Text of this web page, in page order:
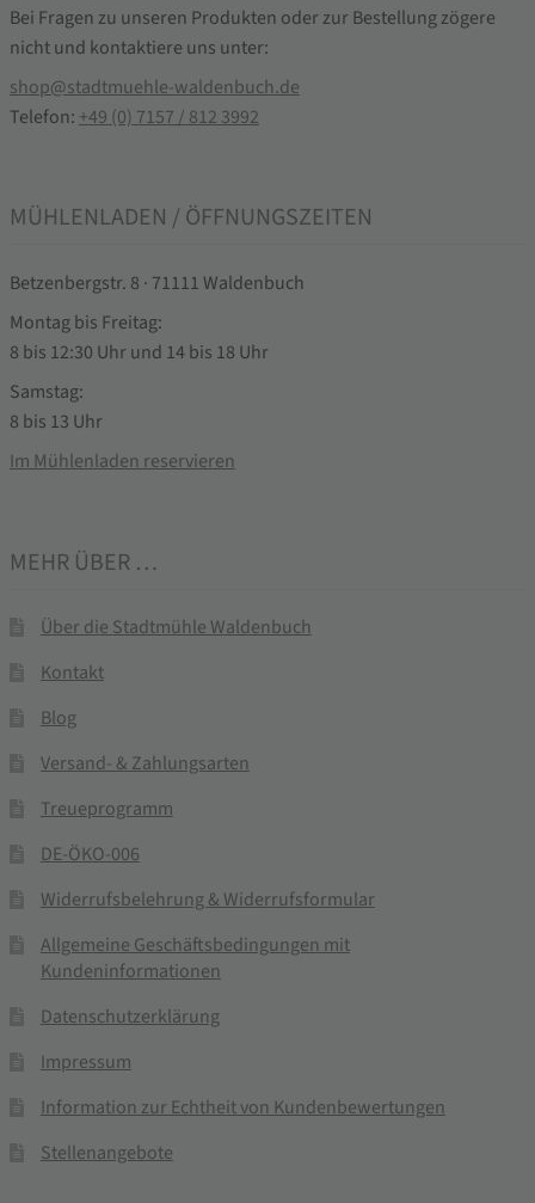
Bei Fragen zu unseren Produkten oder zur Bestellung zögere
nicht und kontaktiere uns unter:
shop@stadtmuehle-waldenbuch.de
Telefon: +49 (0) 7157 / 812 3992
MÜHLENLADEN / ÖFFNUNGSZEITEN
Betzenbergstr. 8 · 71111 Waldenbuch
Montag bis Freitag:
8 bis 12:30 Uhr und 14 bis 18 Uhr
Samstag:
8 bis 13 Uhr
Im Mühlenladen reservieren
MEHR ÜBER …
Über die Stadtmühle Waldenbuch
Kontakt
Blog
Versand- & Zahlungsarten
Treueprogramm
DE-ÖKO-006
Widerrufsbelehrung & Widerrufsformular
Allgemeine Geschäftsbedingungen mit
Kundeninformationen
Datenschutzerklärung
Impressum
Information zur Echtheit von Kundenbewertungen
Stellenangebote